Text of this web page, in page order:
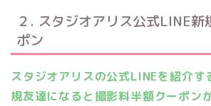
２. スタジオアリス公式LINE新
ポン
スタジオアリスの公式LINEを紹介す
規友達になると撮影料半額クーポン